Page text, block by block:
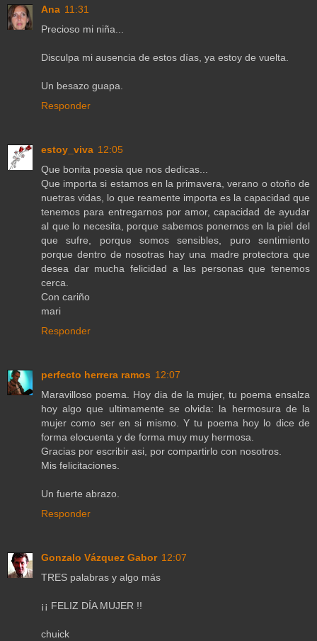
Ana 11:31
Precioso mi niña...
Disculpa mi ausencia de estos días, ya estoy de vuelta.
Un besazo guapa.
Responder
estoy_viva 12:05
Que bonita poesia que nos dedicas...
Que importa si estamos en la primavera, verano o otoño de
nuetras vidas, lo que reamente importa es la capacidad que
tenemos para entregarnos por amor, capacidad de ayudar
al que lo necesita, porque sabemos ponernos en la piel del
que sufre, porque somos sensibles, puro sentimiento
porque dentro de nosotras hay una madre protectora que
desea dar mucha felicidad a las personas que tenemos
cerca.
Con cariño
mari
Responder
perfecto herrera ramos 12:07
Maravilloso poema. Hoy dia de la mujer, tu poema ensalza
hoy algo que ultimamente se olvida: la hermosura de la
mujer como ser en si mismo. Y tu poema hoy lo dice de
forma elocuenta y de forma muy muy hermosa.
Gracias por escribir asi, por compartirlo con nosotros.
Mis felicitaciones.
Un fuerte abrazo.
Responder
Gonzalo Vázquez Gabor 12:07
TRES palabras y algo más
¡¡ FELIZ DÍA MUJER !!
chuick